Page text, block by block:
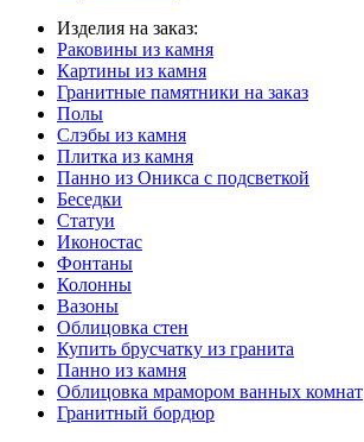
Изделия на заказ:
Раковины из камня
Картины из камня
Гранитные памятники на заказ
Полы
Слэбы из камня
Плитка из камня
Панно из Оникса с подсветкой
Беседки
Статуи
Иконостас
Фонтаны
Колонны
Вазоны
Облицовка стен
Купить брусчатку из гранита
Панно из камня
Облицовка мрамором ванных комнат
Гранитный бордюр